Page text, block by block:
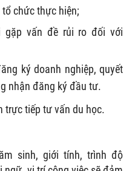
chức thực hiện;
gặp vấn đề rủi ro đối với
ký doanh nghiệp, quyết
nhận đăng ký đầu tư.
trực tiếp tư vấn du học.
sinh, giới tính, trình độ